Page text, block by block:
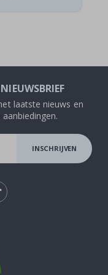
laatste nieuws en
INSCHRIJVEN